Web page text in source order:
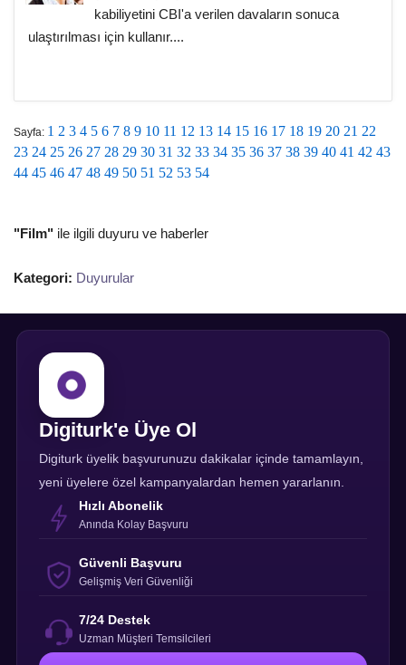
kabiliyetini CBI'a verilen davaların sonuca
ulaştırılması için kullanır....
Sayfa: 1 2 3 4 5 6 7 8 9 10 11 12 13 14 15 16 17 18 19 20 21 22
23 24 25 26 27 28 29 30 31 32 33 34 35 36 37 38 39 40 41 42 43
44 45 46 47 48 49 50 51 52 53 54
"Film" ile ilgili duyuru ve haberler
Kategori: Duyurular
Digiturk'e Üye Ol
Digiturk üyelik başvurunuzu dakikalar içinde tamamlayın,
yeni üyelere özel kampanyalardan hemen yararlanın.
Hızlı Abonelik
Anında Kolay Başvuru
Güvenli Başvuru
Gelişmiş Veri Güvenliği
7/24 Destek
Uzman Müşteri Temsilcileri